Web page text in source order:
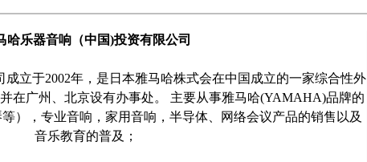
哈乐器音响（中国)投资有限公司
立于2002年，是日本雅马哈株式会在中国成立的一家综合性外
在广州、北京设有办事处。 主要从事雅马哈(YAMAHA)品牌的
），专业音响，家用音响，半导体、网络会议产品的销售以及
音乐教育的普及；